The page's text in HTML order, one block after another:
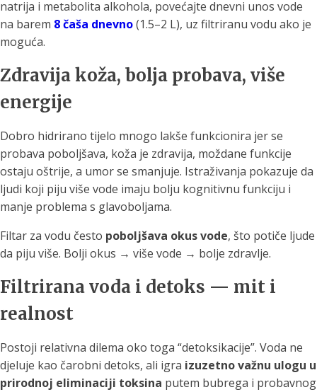
natrija i metabolita alkohola, povećajte dnevni unos vode
na barem 8 čaša dnevno(1.5–2 L), uz filtriranu vodu ako je
moguća.
Zdravija koža, bolja probava, više
energije
Dobro hidrirano tijelo mnogo lakše funkcionira jer se
probava poboljšava, koža je zdravija, moždane funkcije
ostaju oštrije, a umor se smanjuje. Istraživanja pokazuje da
ljudi koji piju više vode imaju bolju kognitivnu funkciju i
manje problema s glavoboljama.
Filtar za vodu često poboljšava okus vode, što potiče ljude
da piju više. Bolji okus → više vode → bolje zdravlje.
Filtrirana voda i detoks — mit i
realnost
Postoji relativna dilema oko toga “detoksikacije”. Voda ne
djeluje kao čarobni detoks, ali igra izuzetno važnu ulogu u
prirodnoj eliminaciji toksina putem bubrega i probavnog